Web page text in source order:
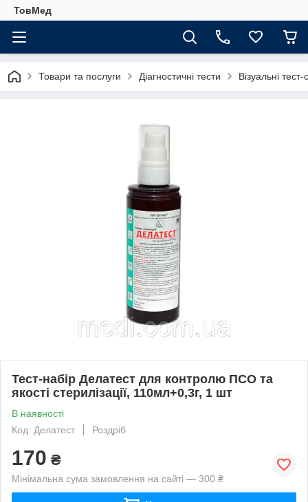
ТовМед
Товари та послуги Діагностичні тести Візуальні
Тест-набір Делатест для контролю ПСО та
якості стерилізації, 110мл+0,3г, 1 шт
В наявності
Код: Делатест
Роздріб
170 ₴
Мінімальна сума замовлення на сайті — 300 ₴